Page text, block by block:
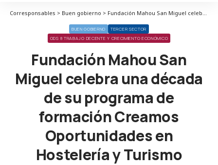
Corresponsables > Buen gobierno > Fundación Mahou San Miguel celebra una década de su programa de formación Creamos Oportunidades en Hostelería y Turismo
BUEN GOBIERNO
TERCER SECTOR
ODS 8 TRABAJO DECENTE Y CRECIMIENTO ECONÓMICO
Fundación Mahou San
Miguel celebra una década
de su programa de
formación Creamos
Oportunidades en
Hostelería y Turismo